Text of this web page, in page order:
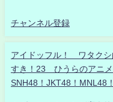
チャンネル登録
アイドッフル！ ワタク
すき！23 ひうらのアニ
SNH48！JKT48！MNL48